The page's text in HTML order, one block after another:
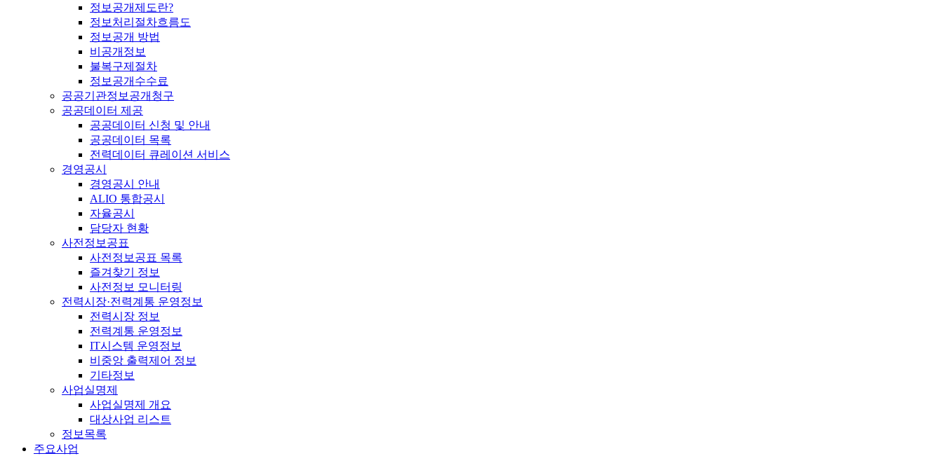
정보공개제도란?
정보처리절차흐름도
정보공개 방법
비공개정보
불복구제절차
정보공개수수료
공공기관정보공개청구
공공데이터 제공
공공데이터 신청 및 안내
공공데이터 목록
전력데이터 큐레이션 서비스
경영공시
경영공시 안내
ALIO 통합공시
자율공시
담당자 현황
사전정보공표
사전정보공표 목록
즐겨찾기 정보
사전정보 모니터링
전력시장·전력계통 운영정보
전력시장 정보
전력계통 운영정보
IT시스템 운영정보
비중앙 출력제어 정보
기타정보
사업실명제
사업실명제 개요
대상사업 리스트
정보목록
주요사업